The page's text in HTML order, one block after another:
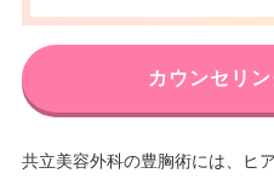
カウンセリ
共立美容外科の豊胸術には、ヒ